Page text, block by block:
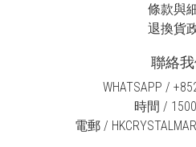
條款與
退換貨
聯絡
WHATSAPP /
時間 /
電郵 /